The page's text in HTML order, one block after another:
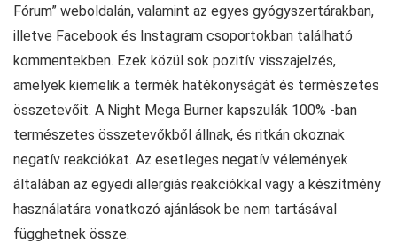
Fórum” weboldalán, valamint az egyes gyógyszertárakban,
illetve Facebook és Instagram csoportokban található
kommentekben. Ezek közül sok pozitív visszajelzés,
amelyek kiemelik a termék hatékonyságát és természetes
összetevőit. A Night Mega Burner kapszulák 100% -ban
természetes összetevőkből állnak, és ritkán okoznak
negatív reakciókat. Az esetleges negatív vélemények
általában az egyedi allergiás reakciókkal vagy a készítmény
használatára vonatkozó ajánlások be nem tartásával
függhetnek össze.